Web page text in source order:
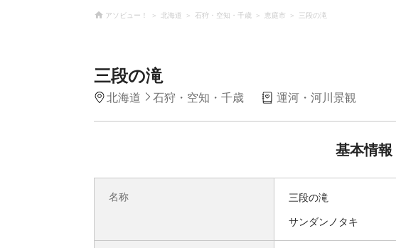
アソビュー！ 北海道 石狩・空知・千歳 恵庭市 三段の滝
三段の滝
北海道 石狩・空知・千歳 運河・河川景観
基本情報
名称
三段の滝
サンダンノタキ